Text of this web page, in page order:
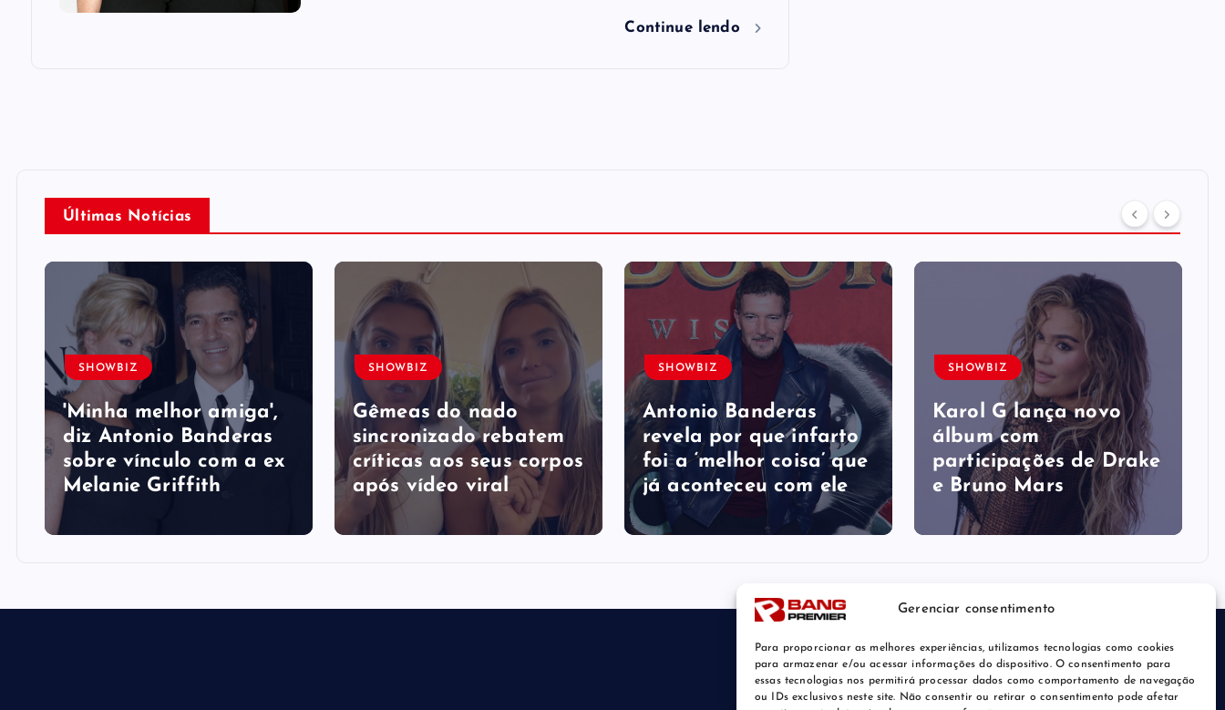
Gerenciar consentimento
Para proporcionar as melhores experiências, utilizamos tecnologias como cookies
para armazenar e/ou acessar informações do dispositivo. O consentimento para
essas tecnologias nos permitirá processar dados como comportamento de navegação
ou IDs exclusivos neste site. Não consentir ou retirar o consentimento pode afetar
Continue lendo
Últimas Notícias
SHOWBIZ
'Minha melhor amiga',
diz Antonio Banderas
sobre vínculo com a ex
Melanie Griffith
SHOWBIZ
Gêmeas do nado
sincronizado rebatem
críticas ​a​os seus corpos
após vídeo viral
SHOWBIZ
Antonio Banderas
revela por que infarto
foi a ‘melhor coisa’ que
já aconteceu com ele
SHOWBIZ
Karol G lança novo
álbum com
participações de Drake
e Bruno Mars